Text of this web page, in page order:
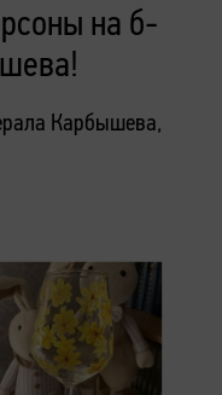
на б-
Карбышева,